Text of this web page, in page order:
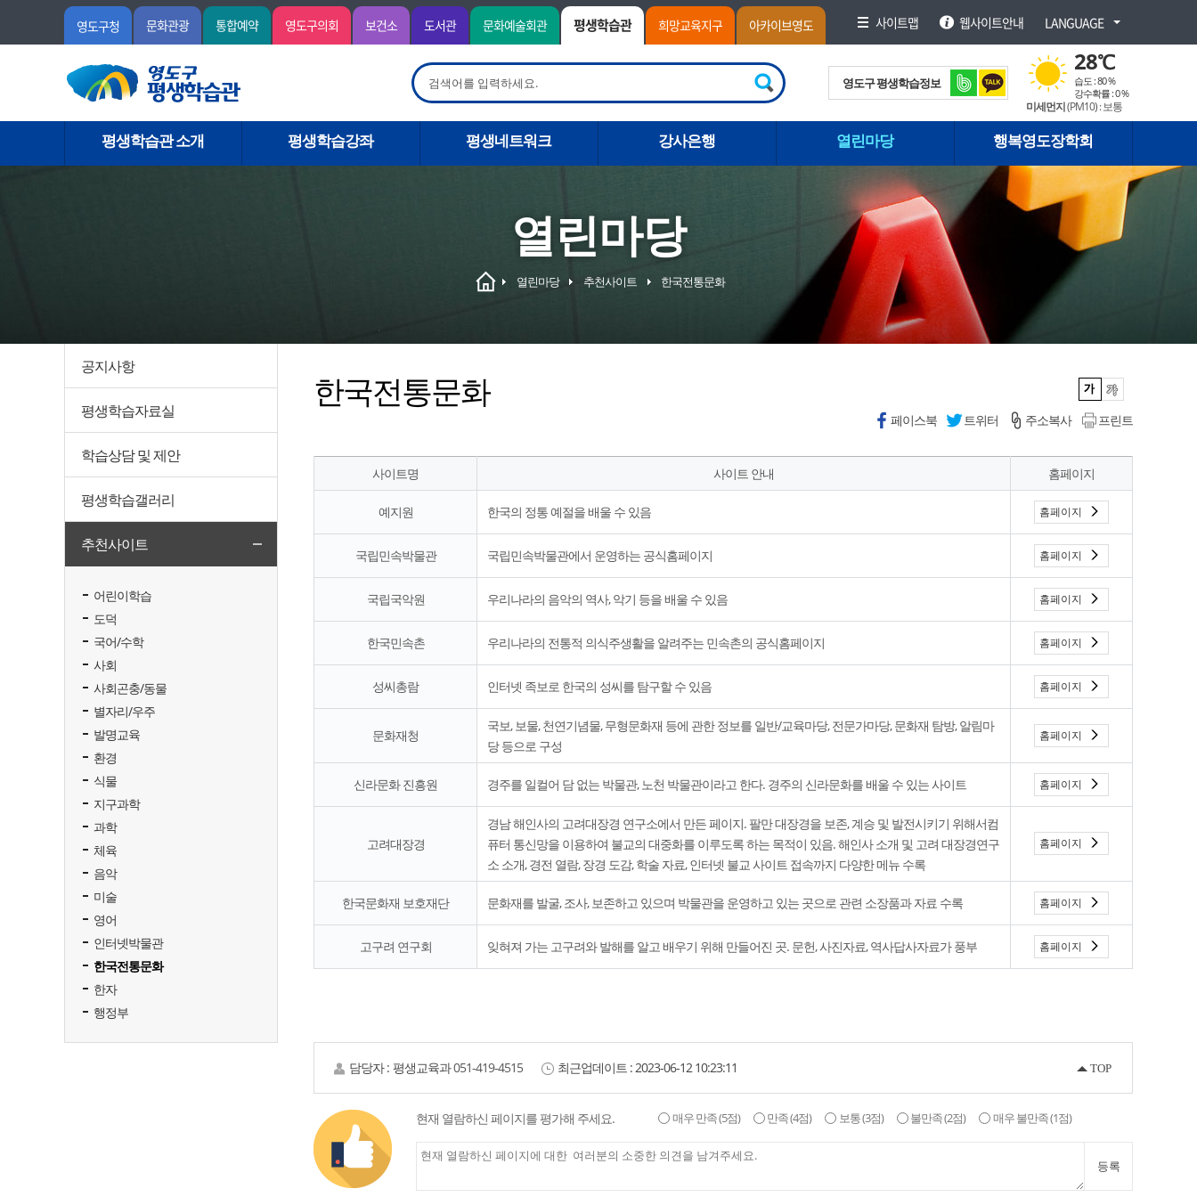
영도구청 문화관광 통합예약 영도구의회 보건소 도서관 문화예술회관 평생학습관 희망교육지구 아카이브영도 사이트맵 웹사이트안내 LANGUAGE
영도구 평생학습정보
28℃
습도 :80 %
강수확률 :0 %
미세먼지(PM10) :보통
평생학습관 소개 평생학습강좌 평생네트워크 강사은행 열린마당 행복영도장학회
열린마당
공지사항
평생학습자료실
학습상담 및 제안
평생학습갤러리
추천사이트
어린이학습
도덕
국어/수학
사회
사회곤충/동물
별자리/우주
발명교육
환경
식물
지구과학
과학
체육
음악
미술
영어
인터넷박물관
한국전통문화
한자
행정부
열린마당 추천사이트 한국전통문화
한국전통문화
페이스북 트위터 주소복사 프린트
사이트명 사이트 안내 홈페이지
예지원 한국의 정통 예절을 배울 수 있음 홈페이지
국립민속박물관 국립민속박물관에서 운영하는 공식홈페이지 홈페이지
국립국악원 우리나라의 음악의 역사, 악기 등을 배울 수 있음 홈페이지
한국민속촌 우리나라의 전통적 의식주생활을 알려주는 민속촌의 공식홈페이지 홈페이지
성씨총람 인터넷 족보로 한국의 성씨를 탐구할 수 있음 홈페이지
문화재청
국보, 보물, 천연기념물, 무형문화재 등에 관한 정보를 일반/교육마당, 전문가마당, 문화재 탐방, 알림마
당 등으로 구성
홈페이지
신라문화 진흥원 경주를 일컬어 담 없는 박물관, 노천 박물관이라고 한다. 경주의 신라문화를 배울 수 있는 사이트 홈페이지
고려대장경
경남 해인사의 고려대장경 연구소에서 만든 페이지. 팔만 대장경을 보존, 계승 및 발전시키기 위해서컴
퓨터 통신망을 이용하여 불교의 대중화를 이루도록 하는 목적이 있음. 해인사 소개 및 고려 대장경연구
소 소개, 경전 열람, 장경 도감, 학술 자료, 인터넷 불교 사이트 접속까지 다양한 메뉴 수록
홈페이지
한국문화재 보호재단 문화재를 발굴, 조사, 보존하고 있으며 박물관을 운영하고 있는 곳으로 관련 소장품과 자료 수록 홈페이지
고구려 연구회 잊혀져 가는 고구려와 발해를 알고 배우기 위해 만들어진 곳. 문헌, 사진자료, 역사답사자료가 풍부 홈페이지
TOP
담당자 : 평생교육과051-419-4515 최근업데이트 :2023-06-12 10:23:11
현재 열람하신 페이지를 평가해 주세요. 매우 만족(5점) 만족(4점) 보통(3점) 불만족(2점) 매우 불만족(1점)
등록